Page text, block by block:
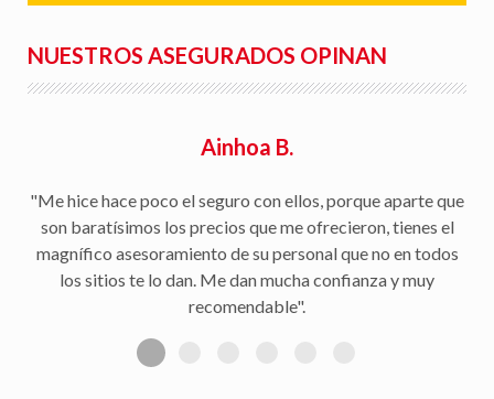
NUESTROS ASEGURADOS OPINAN
Rafael S.
"Facilidad para la tramitación de siniestros, seguimiento
del parte a la aseguradora, y rapidez en la gestión con la
peritación y demás trámites".